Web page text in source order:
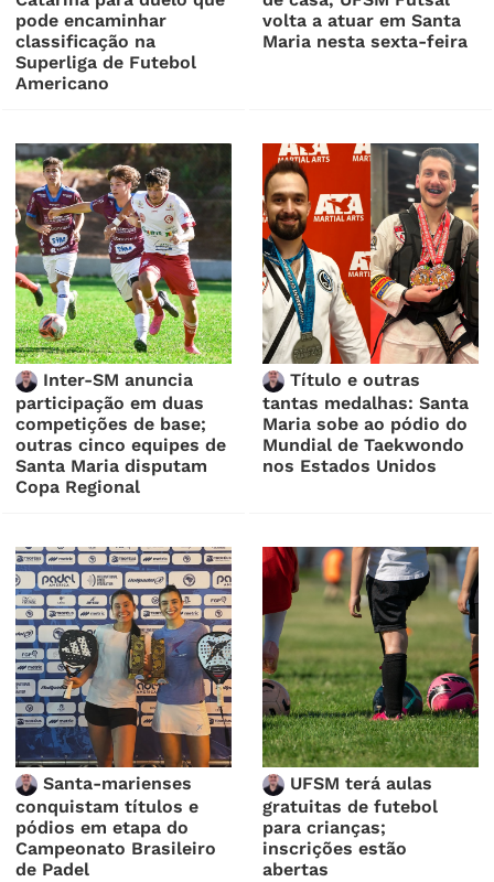
pode encaminhar
classificação na
Superliga de Futebol
Americano
volta a atuar em Santa
Maria nesta sexta-feira
Inter-SM anuncia
participação em duas
competições de base;
outras cinco equipes de
Santa Maria disputam
Copa Regional
Título e outras
tantas medalhas: Santa
Maria sobe ao pódio do
Mundial de Taekwondo
nos Estados Unidos
Santa-marienses
conquistam títulos e
pódios em etapa do
Campeonato Brasileiro
de Padel
UFSM terá aulas
gratuitas de futebol
para crianças;
inscrições estão
abertas